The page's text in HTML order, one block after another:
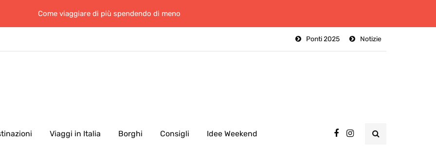
Come viaggiare di più spendendo di meno
Notizie
Ponti 2025
Viaggi in Italia Borghi Consigli Idee Weekend